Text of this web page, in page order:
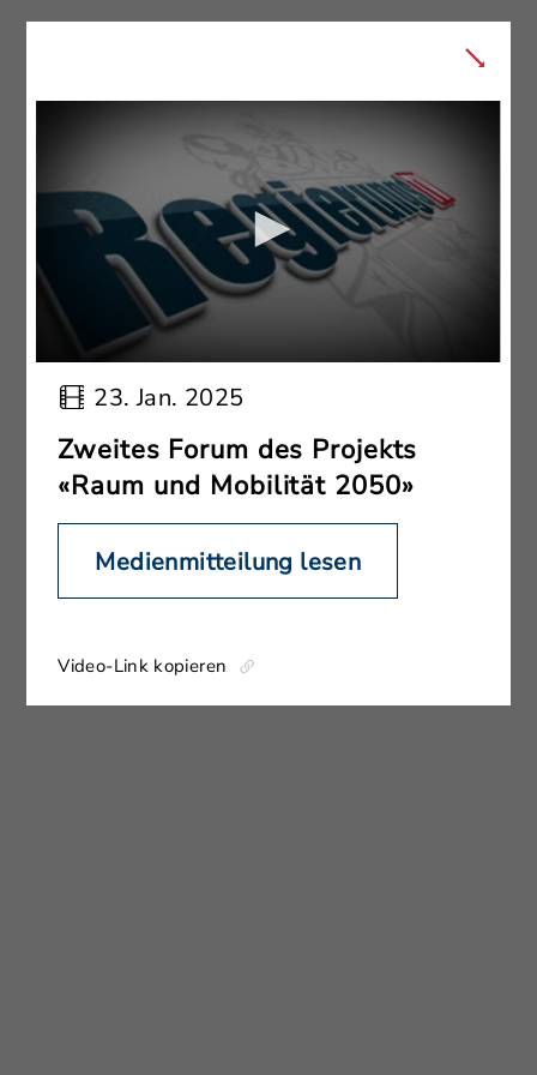
23. Jan. 2025
Zweites Forum des Projekts
«Raum und Mobilität 2050»
Medienmitteilung lesen
Video-Link kopieren